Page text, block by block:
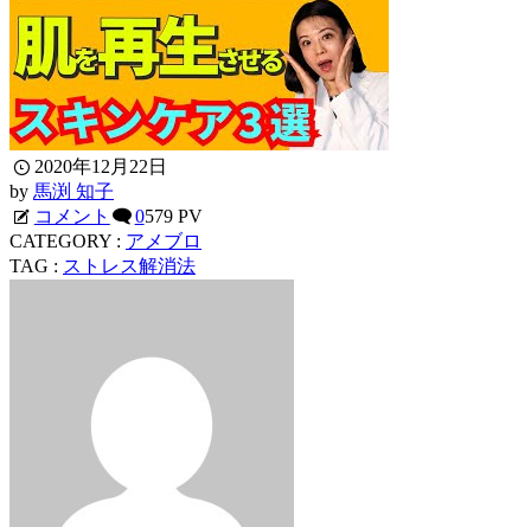
2020年12月22日
by 馬渕 知子
コメント
0579 PV
CATEGORY : アメブロ
TAG : ストレス解消法